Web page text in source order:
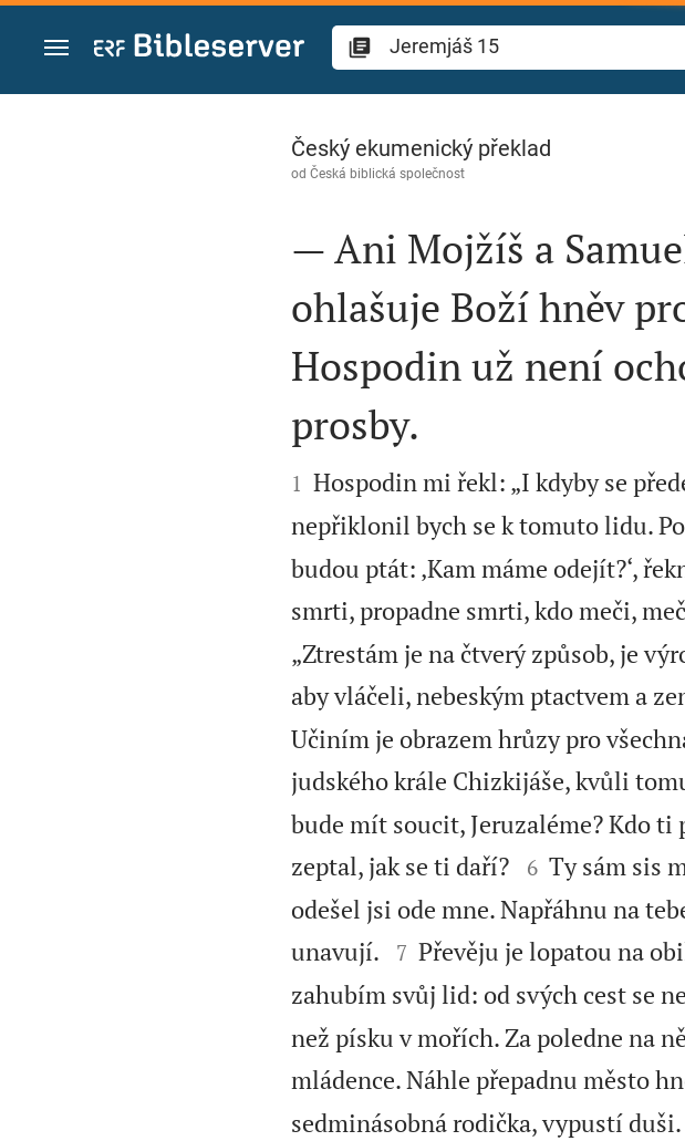
Přejít na obsah
Jeremjáš 15
Český ekumenický překlad
od Česká biblická společnost

— Ani Mojžíš a
ohlašuje Boží hněv
Hospodin už není
prosby.

1 Hospodin mi řekl: „I kdyby se
nepřiklonil bych se k tomuto lidu.
budou ptát: ‚Kam máme odejít?‘,
smrti, propadne smrti, kdo meči,
„Ztrestám je na čtverý způsob, je
aby vláčeli, nebeským ptactvem a
Učiním je obrazem hrůzy pro
judského krále Chizkijáše, kvůli
bude mít soucit, Jeruzaléme? Kdo ti
zeptal, jak se ti daří? 

6 Ty sám sis
odešel jsi ode mne. Napřáhnu na
unavují. 

7 Převěju je lopatou na
zahubím svůj lid: od svých cest se
než písku v mořích. Za poledne na
mládence. Náhle přepadnu město
sedminásobná rodička, vypustí